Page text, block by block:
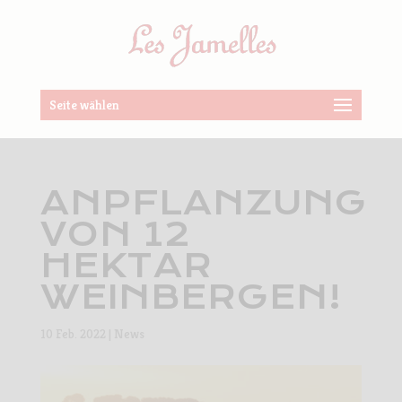
Seite wählen
ANPFLANZUNG
VON 12
HEKTAR
WEINBERGEN!